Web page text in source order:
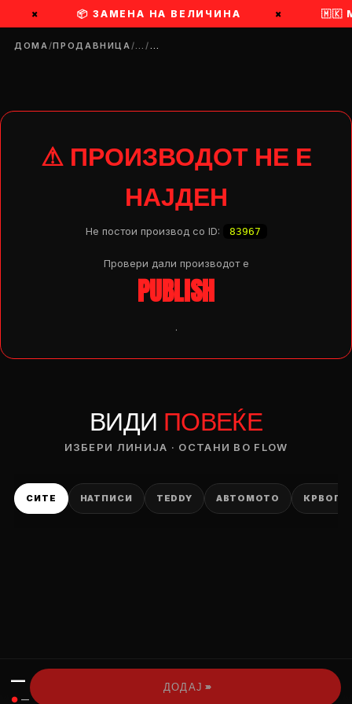
× 📦 ЗАМЕНА НА ВЕЛИЧИНА × 🇲🇰
ДОМА/ПРОДАВНИЦА/…/…
⚠ ПРОИЗВОДОТ НЕ Е
НАЈДЕН
Не постои производ со ID: 83967
Провери дали производот e
PUBLISH
.
ВИДИ ПОВЕЌЕ
ИЗБЕРИ ЛИНИЈА · ОСТАНИ ВО FLOW
СИТЕ НАТПИСИ TEDDY АВТОМОТО
—
● —
ДОДАЈ ›››